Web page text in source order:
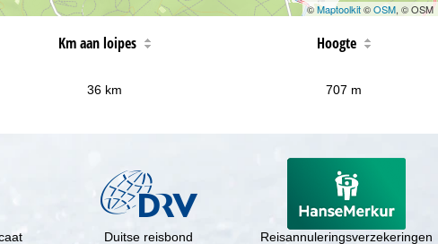
©Maptoolkit©OSM, © OSM
Km aan loipes Hoogte
36 km 707 m
Duitse reisbond Reisannuleringsverzekeringen